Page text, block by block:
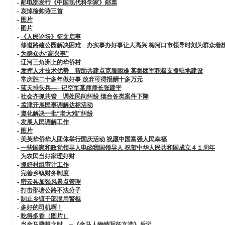
- 邮电部发行《中国现代科学家》邮票
- 哀悼徐帅诗三首
- 图片
- 图片
-
《人民论坛》征文启事
- 修道路建公园解决困难 办实事办好事让人高兴 梅河口市领导时刻为群众着
- 为群众办“高兴事”
- 辽河三角洲上的华侨村
- 发挥人才技术优势 帮助共建点克服困难 某集团军积极支援驻地建设
- 常庆胜二十多年做好事 放弃可得报酬十多万元
- 蓝天排头兵—─记空军某师师长张建平
- 社会齐抓共管 调处民间纠纷 烟台各类案件下降
- 孟津开展民事调解达标活动
- 遵化解决一批“老大难”纠纷
- 发展人民调解工作
- 图片
- 美英华侨华人团体举行国庆活动 祝愿中国富强人民幸福
- 一些国家和政党领导人电函我国领导人 祝贺中华人民共和国成立４１周年
- 为农民当好家理好财
- 抓好村组审计工作
- 完善乡镇财务制度
- 密云县加强风景点管理
- 打击邵塘公路不法分子
- 制止乡镇干部滥用警棍
- 多好的司机啊！
- 吃得多香（图片）